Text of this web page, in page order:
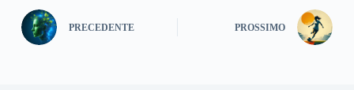
PRECEDENTE PROSSIMO